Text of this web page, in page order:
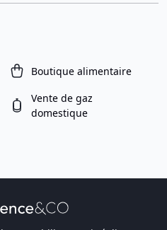
Boutique alimentaire
Vente de gaz
domestique